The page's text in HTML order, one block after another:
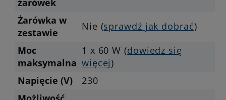
żarówek
Żarówka w
zestawie
Nie (sprawdź jak dobrać)
Moc
maksymalna
1 x 60 W (dowiedz się
więcej)
Napięcie (V)
230